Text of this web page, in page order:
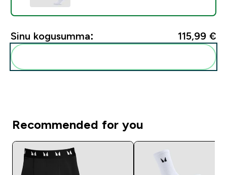
Sinu kogusumma: 115,99 €‎
Recommended for you